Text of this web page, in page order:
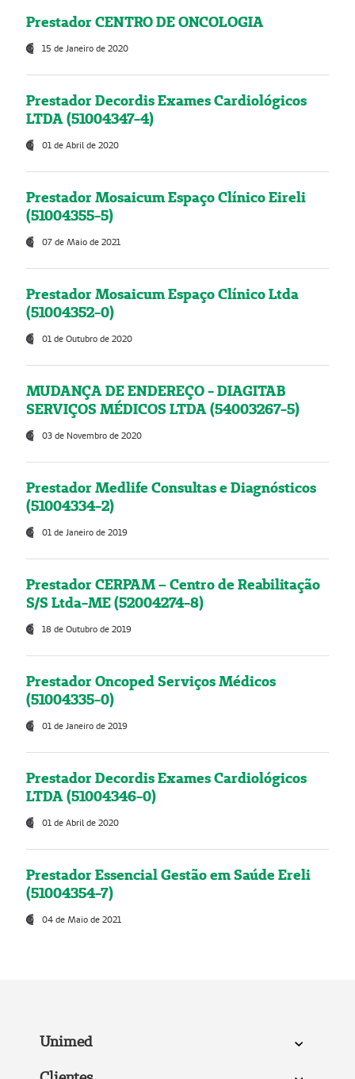
Prestador CENTRO DE ONCOLOGIA
15 de Janeiro de 2020
Prestador Decordis Exames Cardiológicos
LTDA (51004347-4)
01 de Abril de 2020
Prestador Mosaicum Espaço Clínico Eireli
(51004355-5)
07 de Maio de 2021
Prestador Mosaicum Espaço Clínico Ltda
(51004352-0)
01 de Outubro de 2020
MUDANÇA DE ENDEREÇO - DIAGITAB
SERVIÇOS MÉDICOS LTDA (54003267-5)
03 de Novembro de 2020
Prestador Medlife Consultas e Diagnósticos
(51004334-2)
01 de Janeiro de 2019
Prestador CERPAM – Centro de Reabilitação
S/S Ltda-ME (52004274-8)
18 de Outubro de 2019
Prestador Oncoped Serviços Médicos
(51004335-0)
01 de Janeiro de 2019
Prestador Decordis Exames Cardiológicos
LTDA (51004346-0)
01 de Abril de 2020
Prestador Essencial Gestão em Saúde Ereli
(51004354-7)
04 de Maio de 2021
Unimed